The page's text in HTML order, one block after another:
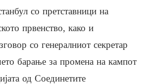
со претставници на
првенство, како и
со генералниот секретар
барање за промена на кампот
од Соединетите